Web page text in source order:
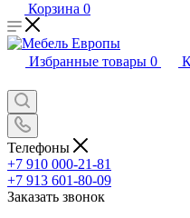
Корзина 0
Избранные товары 0
Телефоны
+7 910 000-21-81
+7 913 601-80-09
Заказать звонок